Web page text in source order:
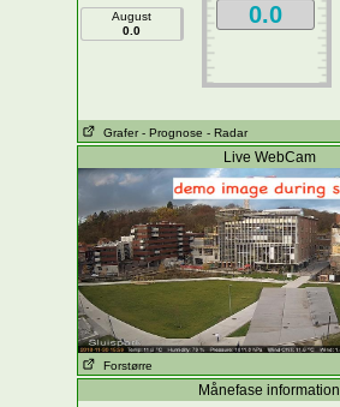
August
0.0
0.0
Grafer - Prognose - Radar
Live WebCam
Forstørre
Månefase information